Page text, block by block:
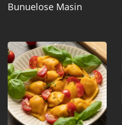
Bunuelose Masin